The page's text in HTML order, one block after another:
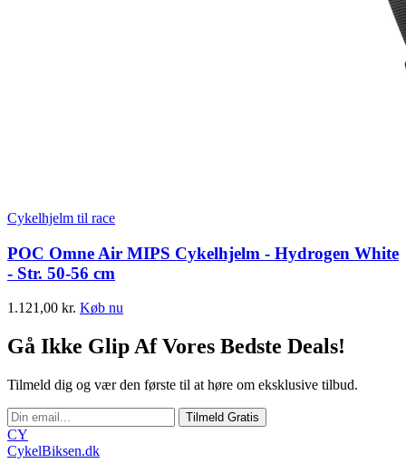
Cykelhjelm til race
POC Omne Air MIPS Cykelhjelm - Hydrogen White
- Str. 50-56 cm
1.121,00 kr. Køb nu
Gå Ikke Glip Af Vores Bedste Deals!
Tilmeld dig og vær den første til at høre om eksklusive tilbud.
Tilmeld Gratis
CY
CykelBiksen.dk